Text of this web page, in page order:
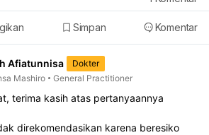
Simpan Komentar
Afiatunnisa
Dokter
Mashiro
General Practitioner
terima kasih atas pertanyaannya
direkomendasikan karena beresiko